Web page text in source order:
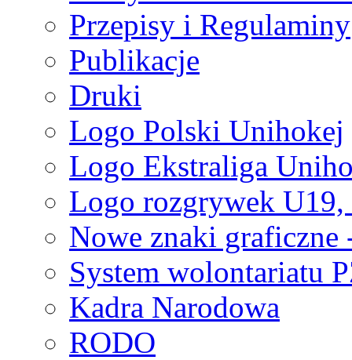
Przepisy i Regulaminy
Publikacje
Druki
Logo Polski Unihokej
Logo Ekstraliga
Logo rozgrywek
Nowe znaki graficzne
System wolontariatu
Kadra Narodowa
RODO